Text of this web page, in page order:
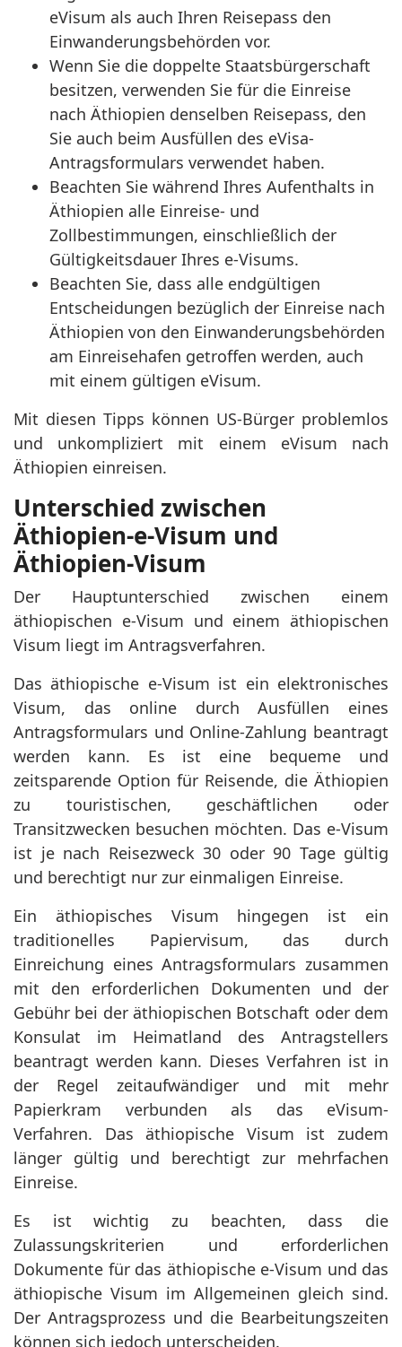
eVisum als auch Ihren Reisepass den
Einwanderungsbehörden vor.
Wenn Sie die doppelte Staatsbürgerschaft
besitzen, verwenden Sie für die Einreise
nach Äthiopien denselben Reisepass, den
Sie auch beim Ausfüllen des eVisa-
Antragsformulars verwendet haben.
Beachten Sie während Ihres Aufenthalts in
Äthiopien alle Einreise- und
Zollbestimmungen, einschließlich der
Gültigkeitsdauer Ihres e-Visums.
Beachten Sie, dass alle endgültigen
Entscheidungen bezüglich der Einreise nach
Äthiopien von den Einwanderungsbehörden
am Einreisehafen getroffen werden, auch
mit einem gültigen eVisum.
Mit diesen Tipps können US-Bürger problemlos
und unkompliziert mit einem eVisum nach
Äthiopien einreisen.
Unterschied zwischen
Äthiopien-e-Visum und
Äthiopien-Visum
Der Hauptunterschied zwischen einem
äthiopischen e-Visum und einem äthiopischen
Visum liegt im Antragsverfahren.
Das äthiopische e-Visum ist ein elektronisches
Visum, das online durch Ausfüllen eines
Antragsformulars und Online-Zahlung beantragt
werden kann. Es ist eine bequeme und
zeitsparende Option für Reisende, die Äthiopien
zu touristischen, geschäftlichen oder
Transitzwecken besuchen möchten. Das e-Visum
ist je nach Reisezweck 30 oder 90 Tage gültig
und berechtigt nur zur einmaligen Einreise.
Ein äthiopisches Visum hingegen ist ein
traditionelles Papiervisum, das durch
Einreichung eines Antragsformulars zusammen
mit den erforderlichen Dokumenten und der
Gebühr bei der äthiopischen Botschaft oder dem
Konsulat im Heimatland des Antragstellers
beantragt werden kann. Dieses Verfahren ist in
der Regel zeitaufwändiger und mit mehr
Papierkram verbunden als das eVisum-
Verfahren. Das äthiopische Visum ist zudem
länger gültig und berechtigt zur mehrfachen
Einreise.
Es ist wichtig zu beachten, dass die
Zulassungskriterien und erforderlichen
Dokumente für das äthiopische e-Visum und das
äthiopische Visum im Allgemeinen gleich sind.
Der Antragsprozess und die Bearbeitungszeiten
können sich jedoch unterscheiden.